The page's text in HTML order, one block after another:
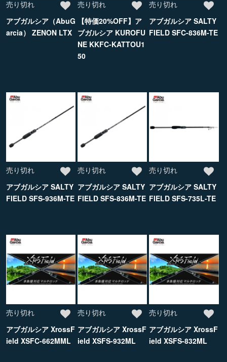
売り切れ
アブガルシア（AbuG
arcia） ZENON LTX
売り切れ
【特価20%OFF】ア
ブガルシア KUROFU
NE KKFC-KATTOU1
50
売り切れ
アブガルシア SALTY
FIELD SFC-836M-TE
売り切れ
アブガルシア SALTY
FIELD SFS-936M-TE
売り切れ
アブガルシア SALTY
FIELD SFS-836M-TE
売り切れ
アブガルシア SALTY
FIELD SFS-735L-TE
売り切れ
アブガルシア XrossF
ield XSFC-662MML
売り切れ
アブガルシア XrossF
ield XSFS-932ML
売り切れ
アブガルシア XrossF
ield XSFS-832ML